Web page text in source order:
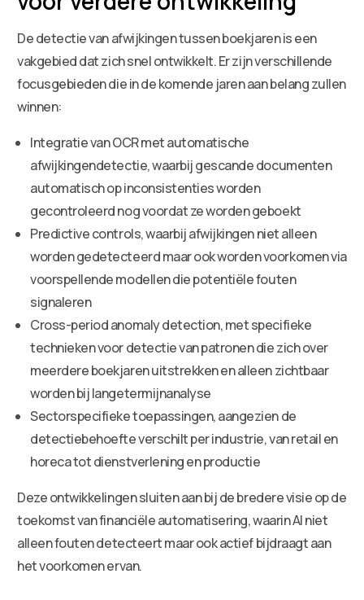
De detectie van afwijkingen tussen boekjaren is een
vakgebied dat zich snel ontwikkelt. Er zijn verschillende
focusgebieden die in de komende jaren aan belang zullen
winnen:
Integratie van OCR met automatische
afwijkingendetectie, waarbij gescande documenten
automatisch op inconsistenties worden
gecontroleerd nog voordat ze worden geboekt
Predictive controls, waarbij afwijkingen niet alleen
worden gedetecteerd maar ook worden voorkomen via
voorspellende modellen die potentiële fouten
signaleren
Cross-period anomaly detection, met specifieke
technieken voor detectie van patronen die zich over
meerdere boekjaren uitstrekken en alleen zichtbaar
worden bij langetermijnanalyse
Sectorspecifieke toepassingen, aangezien de
detectiebehoefte verschilt per industrie, van retail en
horeca tot dienstverlening en productie
Deze ontwikkelingen sluiten aan bij de bredere visie op de
toekomst van financiële automatisering, waarin AI niet
alleen fouten detecteert maar ook actief bijdraagt aan
het voorkomen ervan.